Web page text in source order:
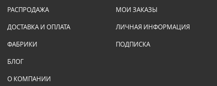
РАСПРОДАЖА
ДОСТАВКА И ОПЛАТА
ФАБРИКИ
БЛОГ
О КОМПАНИИ
МОИ ЗАКАЗЫ
ЛИЧНАЯ ИНФОРМАЦИЯ
ПОДПИСКА